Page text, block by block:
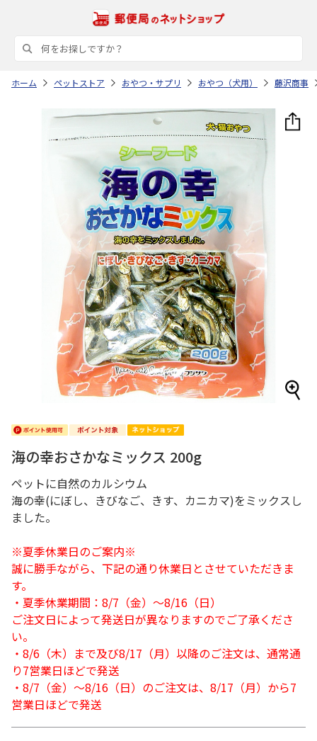
ホーム ペットストア おやつ・サプリ おやつ（犬用） 藤沢商事
海の幸おさかなミックス 200g
ペットに自然のカルシウム
海の幸(にぼし、きびなご、きす、カニカマ)をミックスし
ました。
※夏季休業日のご案内※
誠に勝手ながら、下記の通り休業日とさせていただきま
す。
・夏季休業期間：8/7（金）～8/16（日）
ご注文日によって発送日が異なりますのでご了承くださ
い。
・8/6（木）まで及び8/17（月）以降のご注文は、通常通
り7営業日ほどで発送
・8/7（金）～8/16（日）のご注文は、8/17（月）から7
営業日ほどで発送